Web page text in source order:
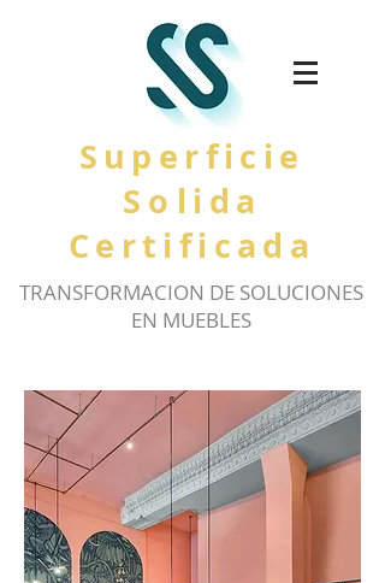
Superficie
So lida
Certificada
TRANSFORMACION DE SOLUCIONES
EN MUEBLES